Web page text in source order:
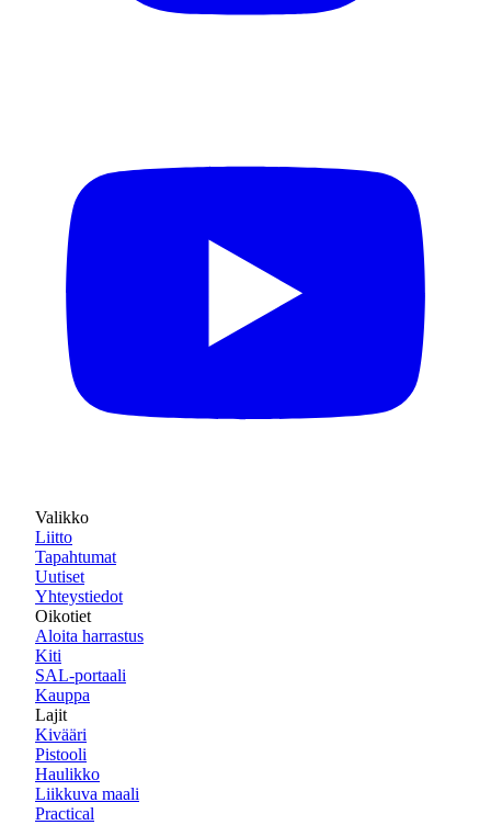
Valikko
Liitto
Tapahtumat
Uutiset
Yhteystiedot
Oikotiet
Aloita harrastus
Kiti
SAL-portaali
Kauppa
Lajit
Kivääri
Pistooli
Haulikko
Liikkuva maali
Practical